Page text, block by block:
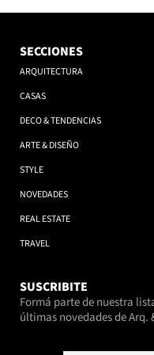
SECCIONES
ARQUITECTURA
CASAS
DECO & TENDENCIAS
ARTE & DISEÑO
STYLE
NOVEDADES
REAL ESTATE
TRAVEL
SUSCRIBITE
Formá parte de nuestra
últimas novedades de Arq.